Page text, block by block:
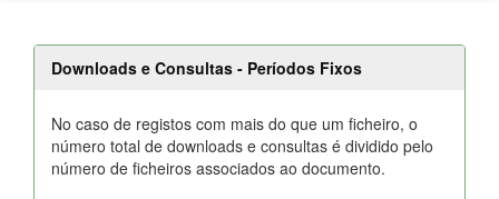
Downloads e Consultas - Períodos Fixos
No caso de registos com mais do que um ficheiro, o
número total de downloads e consultas é dividido pelo
número de ficheiros associados ao documento.